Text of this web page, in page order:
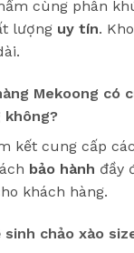
cùng phân
lượng uy tín.
Mekoong có
không?
kết cung cấp
bảo hành đầy
khách hàng.
sinh chảo xào